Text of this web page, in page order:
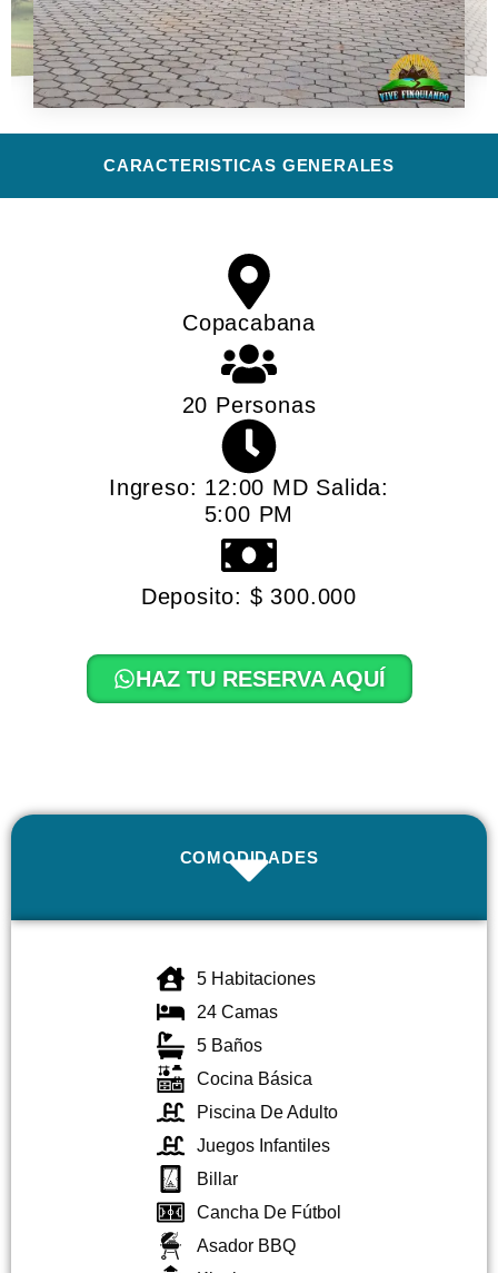
CARACTERISTICAS GENERALES​
Copacabana
20 Personas
Ingreso: 12:00 MD Salida:
5:00 PM
Deposito: $ 300.000
HAZ TU RESERVA AQUÍ
COMODIDADES
5 Habitaciones
24 Camas
5 Baños
Cocina Básica
Piscina De Adulto
Juegos Infantiles
Billar
Cancha De Fútbol
Asador BBQ